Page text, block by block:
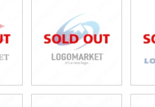
49,800円
(税込54,780円)